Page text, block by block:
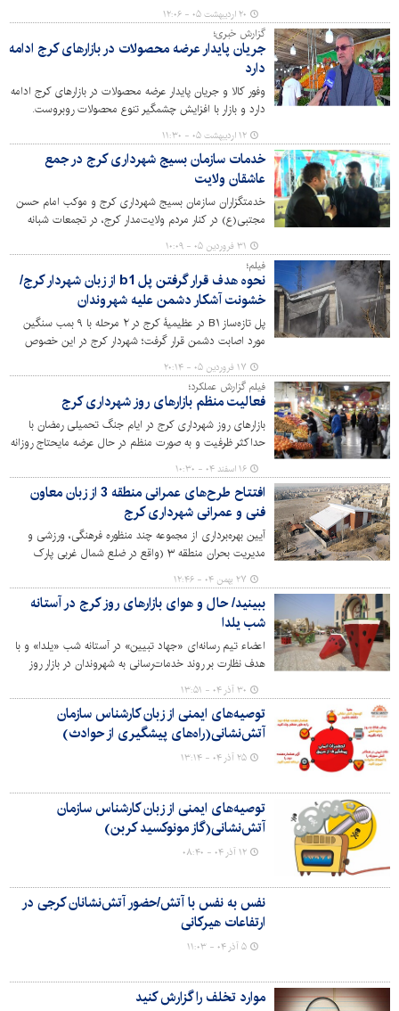
این دستگاه در چهار سال پیاپی خبر داد و این مهم را حاصل
تلاش همکاران در همه بخش‌ها به‌ویژه معاونت مالی و
اقتصادی ارزیابی کرد.
۲۰ اردیبهشت ۰۵ - ۱۲:۰۶
گزارش خبری؛
جریان پایدار عرضه محصولات در بازارهای کرج ادامه
دارد
وفور کالا و جریان پایدار عرضه محصولات در بازارهای کرج ادامه
دارد و بازار با افزایش چشمگیر تنوع محصولات روبروست.
۱۲ اردیبهشت ۰۵ - ۱۱:۳۰
خدمات سازمان بسیج شهرداری کرج در جمع
عاشقان ولایت
خدمتگزاران سازمان بسیج شهرداری کرج و موکب امام حسن
مجتبی(ع) در کنار مردم ولایت‌مدار کرج، در تجمعات شبانه
بیعت با امام امت، حضوری پرشور دارند.
۳۱ فروردین ۰۵ - ۱۰:۰۹
فیلم؛
نحوه هدف قرار گرفتن پل b1 از زبان شهردار کرج/
خشونت آشکار دشمن علیه شهروندان
پل تازه‌ساز B۱ در عظیمیۀ کرج در ۲ مرحله با ۹ بمب سنگین
مورد اصابت دشمن قرار گرفت؛ شهردار کرج در این خصوص
گفت: تمام زخمی‌ها و شهدا زن، کودک و مردم عادی بودند،
بدون حتی یک نفر نیروی نظامی که این امر سبعیت و
خشونت دشمن را به خوبی آشکار می‌کند.
۱۷ فروردین ۰۵ - ۲۰:۱۴
فیلم گزارش عملکرد؛
فعالیت منظم بازارهای روز شهرداری کرج
بازارهای روز شهرداری کرج در ایام جنگ تحمیلی رمضان با
حداکثر ظرفیت و به صورت منظم در حال عرضه مایحتاج روزانه
شهروندان است.
۱۶ اسفند ۰۴ - ۱۰:۳۰
افتتاح طرح‌های عمرانی منطقه 3 از زبان معاون
فنی و عمرانی شهرداری کرج
آیین بهره‌برداری از مجموعه چند منظوره فرهنگی، ورزشی و
مدیریت بحران منطقه ۳ (واقع در ضلع شمال غربی پارک
الغدیر در خیابان چهارم شرقی بلوار ارم مهرشهر) و فاز دوم
بازگشایی ادامه کنارگذر یادگار امام رضوان الله (کنارگذر مهرشهر)
۲۱ بهمن ۱۴۰۴ با حضور شهروندان، معتمدین محلات، اصحاب
رسانه، شهردار، رئیس و اعضای شورای اسلامی شهر کرج،
مدیران شهری و فرماندهان انتظامی برگزار شد.
۲۷ بهمن ۰۴ - ۱۲:۴۶
ببینید/ حال و هوای بازارهای روز کرج در آستانه
شب یلدا
اعضاء تیم رسانه‌ای «جهاد تبیین» در آستانه شب «یلدا» و با
هدف نظارت بر روند خدمات‌رسانی به شهروندان در بازار روز
ماهان حضور پیدا کرده و از نزدیک به تماشای چگونگی
نرخ‌گذاری، روند توزیع و عرضه محصولات، نحوه پاسخگویی
غُرفه‌داران و بررسی کیفیت سیمای محیطی و رعایت بهداشت
عمومی پرداختند. حال و هوای مراجعه‌کنندگان در این روزها
دیدنی بود.
۳۰ آذر ۰۴ - ۱۳:۵۱
توصیه‌های ایمنی از زبان کارشناس سازمان
آتش‌نشانی(راه‌های پیشگیری از حوادث)
۲۵ آذر ۰۴ - ۱۳:۱۴
توصیه‌های ایمنی از زبان کارشناس سازمان
آتش‌نشانی(گاز مونوکسید کربن)
۱۲ آذر ۰۴ - ۰۸:۴۰
نفس به نفس با آتش/حضور آتش‌نشانان کرجی در
ارتفاعات هیرکانی
۵ آذر ۰۴ - ۱۱:۰۳
موارد تخلف را گزارش کنید